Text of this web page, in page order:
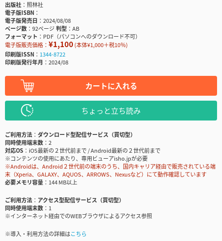
出版社
照林社
電子版ISBN
電子版発売日
2024/08/08
ページ数
92ページ判型
AB
フォーマット
PDF（パソコンへのダウンロード不可）
電子版販売価格： ¥1,100(本体¥1,000＋税10％)
印刷版ISSN
1344-8722
印刷版発行年月
2024/08
カートに入れる
ちょっと立ち読み
ご利用方法
ダウンロード型配信サービス（買切型）
同時使用端末数
2
対応OS
iOS最新の２世代前まで / Android最新の２世代前まで
※コンテンツの使用にあたり、専用ビューアisho.jpが必要
※Androidは、Android２世代前の端末のうち、国内キャリア経由で販売されている端
末（Xperia、GALAXY、AQUOS、ARROWS、Nexusなど）にて動作確認しています
必要メモリ容量
144 MB以上
ご利用方法
アクセス型配信サービス（買切型）
同時使用端末数
1
※インターネット経由でのWEBブラウザによるアクセス参照
※導入・利用方法の詳細はこちら